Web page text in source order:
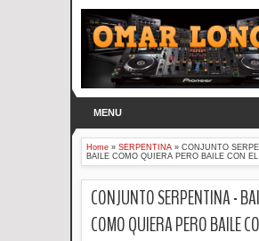
MENU
Home » SERPENTINA » CONJUNTO
BAILE COMO QUIERA PERO BAILE CON
CONJUNTO SERPENTINA -
COMO QUIERA PERO BAILE